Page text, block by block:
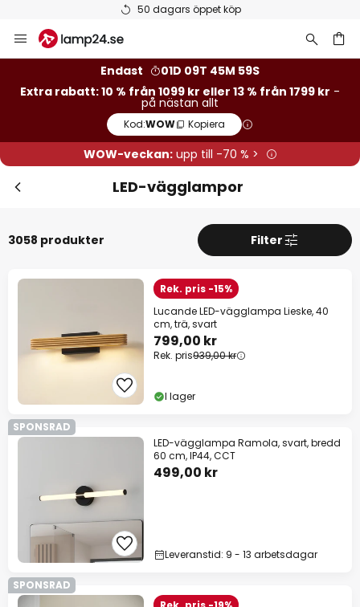
Betygsatt som 'Bra' på Trustpilot
Hoppa
till
Endast
01D 09T 45M 57S
Extra rabatt: 10 % från 1099 kr eller 13 % från 1799 kr -
på nästan allt
Kod:WOW Kopiera
WOW-veckan:upp till -70 % >
LED-vägglampor
3058 produkter Filter
Rek. pris -15%
Lucande LED-vägglampa Lieske, 40
cm, trä, svart
799,00 kr
Rek. pris939,00 kr
I lager
SPONSRAD
LED-vägglampa Ramola, svart, bredd
60 cm, IP44, CCT
499,00 kr
Leveranstid: 9 - 13 arbetsdagar
SPONSRAD
13 % rabattfrån 1799 kr
10 % rabattfrån 1099 kr
på nästan allt*
Kod:WOW Kopiera
*exkluderade varumärken